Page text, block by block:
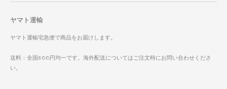
ヤマト運輸
ヤマト運輸宅急便で商品をお届けします。
送料：全国800円均一です。海外配送についてはご注文時にお問い合わせくださ
い。